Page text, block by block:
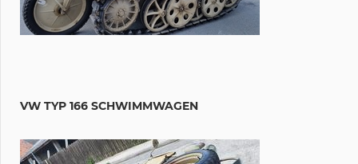
VW TYP 166 SCHWIMMWAGEN